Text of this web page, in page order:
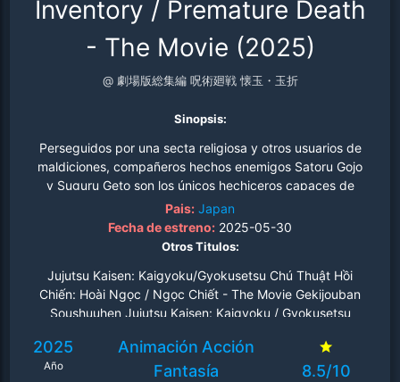
Inventory / Premature Death
- The Movie (2025)
@ 劇場版総集編 呪術廻戦 懐玉・玉折
Sinopsis:
Perseguidos por una secta religiosa y otros usuarios de
maldiciones, compañeros hechos enemigos Satoru Gojo
y Suguru Geto son los únicos hechiceros capaces de
proteger a Riko Amanai, una estudiante que ha sido
designada para ser sacrificada como Recipiente de
Plasma Estelar hasta que pueda cumplir con su deber,
dos hechiceros de formas inimaginables..
Pais: Japan
Fecha de estreno: 2025-05-30
Otros Titulos:
Jujutsu Kaisen: Kaigyoku/Gyokusetsu Chú Thuật Hồi
Chiến: Hoài Ngọc / Ngọc Chiết - The Movie Gekijouban
Soushuuhen Jujutsu Kaisen: Kaigyoku / Gyokusetsu
2025
Año
Animación Acción
Fantasía
8.5/10